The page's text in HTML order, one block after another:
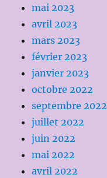
mai 2023
avril 2023
mars 2023
février 2023
janvier 2023
octobre 2022
septembre 2022
juillet 2022
juin 2022
mai 2022
avril 2022